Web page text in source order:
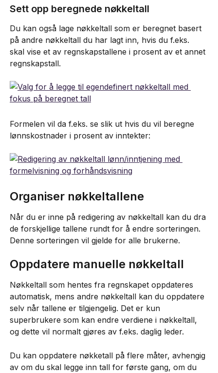
Sett opp beregnede nøkkeltall
Du kan også lage nøkkeltall som er beregnet basert
på andre nøkkeltall du har lagt inn, hvis du f.eks.
skal vise et av regnskapstallene i prosent av et annet
regnskapstall.
Formelen vil da f.eks. se slik ut hvis du vil beregne
lønnskostnader i prosent av inntekter:
Organiser nøkkeltallene
Når du er inne på redigering av nøkkeltall kan du dra
de forskjellige tallene rundt for å endre sorteringen.
Denne sorteringen vil gjelde for alle brukerne.
Oppdatere manuelle nøkkeltall
Nøkkeltall som hentes fra regnskapet oppdateres
automatisk, mens andre nøkkeltall kan du oppdatere
selv når tallene er tilgjengelig. Det er kun
superbrukere som kan endre verdiene i nøkkeltall,
og dette vil normalt gjøres av f.eks. daglig leder.
Du kan oppdatere nøkketall på flere måter, avhengig
av om du skal legge inn tall for første gang, om du